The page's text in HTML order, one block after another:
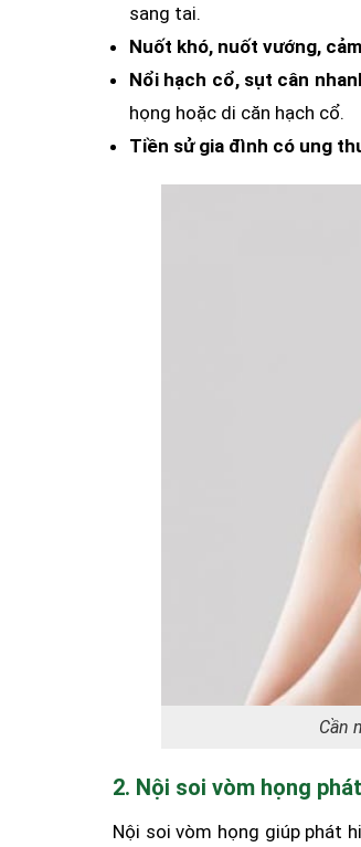
sang tai.
Nuốt khó, nuốt vướng,
Nổi hạch cổ, sụt cân
họng hoặc di căn hạch cổ.
Tiền sử gia đình có ung
Cần
2. Nội soi vòm họng
Nội soi vòm họng giúp phát